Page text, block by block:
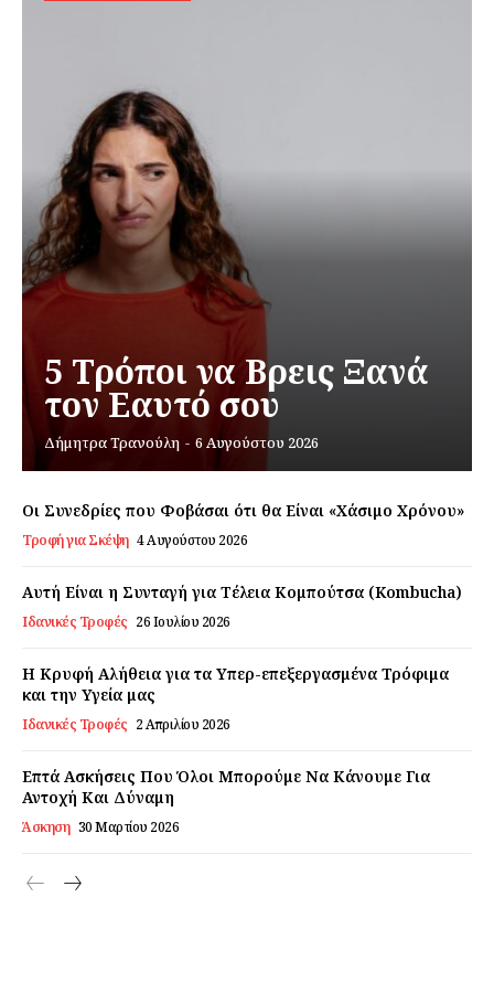
Εγγραφείτε τώρα!
Daily Food
Σχετικά με εμάς
Αποποίηση Ευθυνών
Ο λογαριασμός μου
Επικοινωνία
5 Τρόποι να Βρεις Ξανά
τον Εαυτό σου
Δήμητρα Τρανούλη - 6 Αυγούστου 2026
Οι Συνεδρίες που Φοβάσαι ότι θα Είναι «Χάσιμο Χρόνου»
Τροφή για Σκέψη 4 Αυγούστου 2026
Αυτή Είναι η Συνταγή για Τέλεια Κομπούτσα (Kombucha)
Ιδανικές Τροφές 26 Ιουλίου 2026
Η Κρυφή Αλήθεια για τα Υπερ-επεξεργασμένα Τρόφιμα
και την Υγεία μας
Ιδανικές Τροφές 2 Απριλίου 2026
Επτά Ασκήσεις Που Όλοι Μπορούμε Να Κάνουμε Για
Αντοχή Και Δύναμη
Άσκηση 30 Μαρτίου 2026